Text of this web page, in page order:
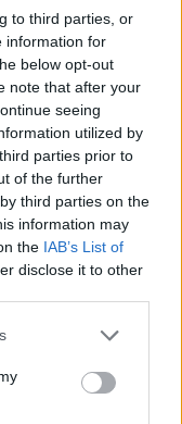
to third parties, or
information for
below opt-out
note that after your
seeing
utilized by
parties prior to
of the further
third parties on the
information may
the IAB’s List of
disclose it to other
or more Google
You may click to
party tags to